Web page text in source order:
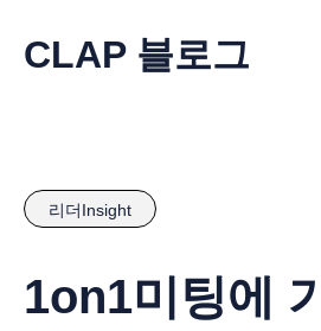
CLAP 블로그
리더Insight
1on1미팅에